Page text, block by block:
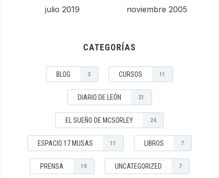
julio 2019
noviembre 2005
CATEGORÍAS
BLOG 3 CURSOS 11
DIARIO DE LEÓN 21
EL SUEÑO DE MCSORLEY 24
ESPACIO 17 MUSAS 11 LIBROS 7
PRENSA 19 UNCATEGORIZED 7